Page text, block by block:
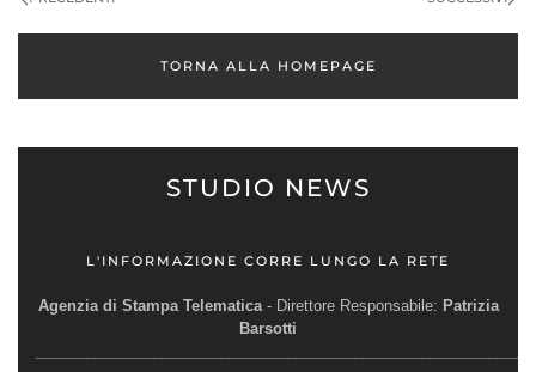
ARTICOLI
TORNA ALLA HOMEPAGE
STUDIO NEWS
L'INFORMAZIONE CORRE LUNGO LA RETE
Agenzia di Stampa Telematica- Direttore Responsabile: Patrizia
Barsotti